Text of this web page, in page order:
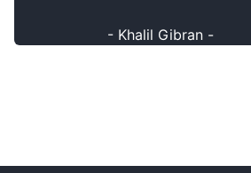
- Khalil Gibran -